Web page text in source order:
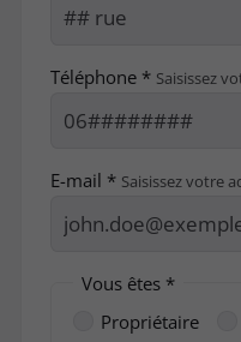
Téléphone * Saisissez
E-mail * Saisissez votre
Vous êtes *
Propriétaire